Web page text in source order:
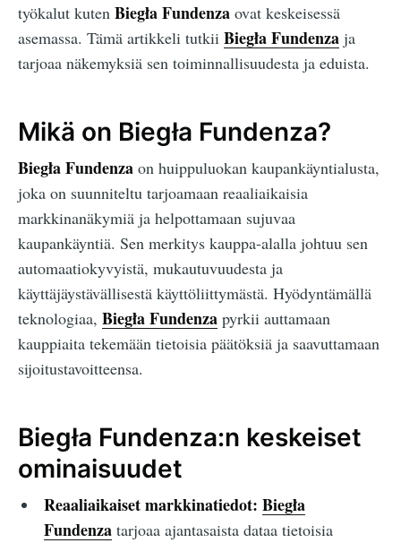
työkalut kuten Biegła Fundenza ovat keskeisessä
asemassa. Tämä artikkeli tutkii Biegła Fundenza ja
tarjoaa näkemyksiä sen toiminnallisuudesta ja eduista.
Mikä on Biegła Fundenza?
Biegła Fundenza on huippuluokan kaupankäyntialusta,
joka on suunniteltu tarjoamaan reaaliaikaisia
markkinanäkymiä ja helpottamaan sujuvaa
kaupankäyntiä. Sen merkitys kauppa-alalla johtuu sen
automaatiokyvyistä, mukautuvuudesta ja
käyttäjäystävällisestä käyttöliittymästä. Hyödyntämällä
teknologiaa, Biegła Fundenza pyrkii auttamaan
kauppiaita tekemään tietoisia päätöksiä ja saavuttamaan
sijoitustavoitteensa.
Biegła Fundenza:n keskeiset
ominaisuudet
Reaaliaikaiset markkinatiedot: Biegła
Fundenzatarjoaa ajantasaista dataa tietoisia